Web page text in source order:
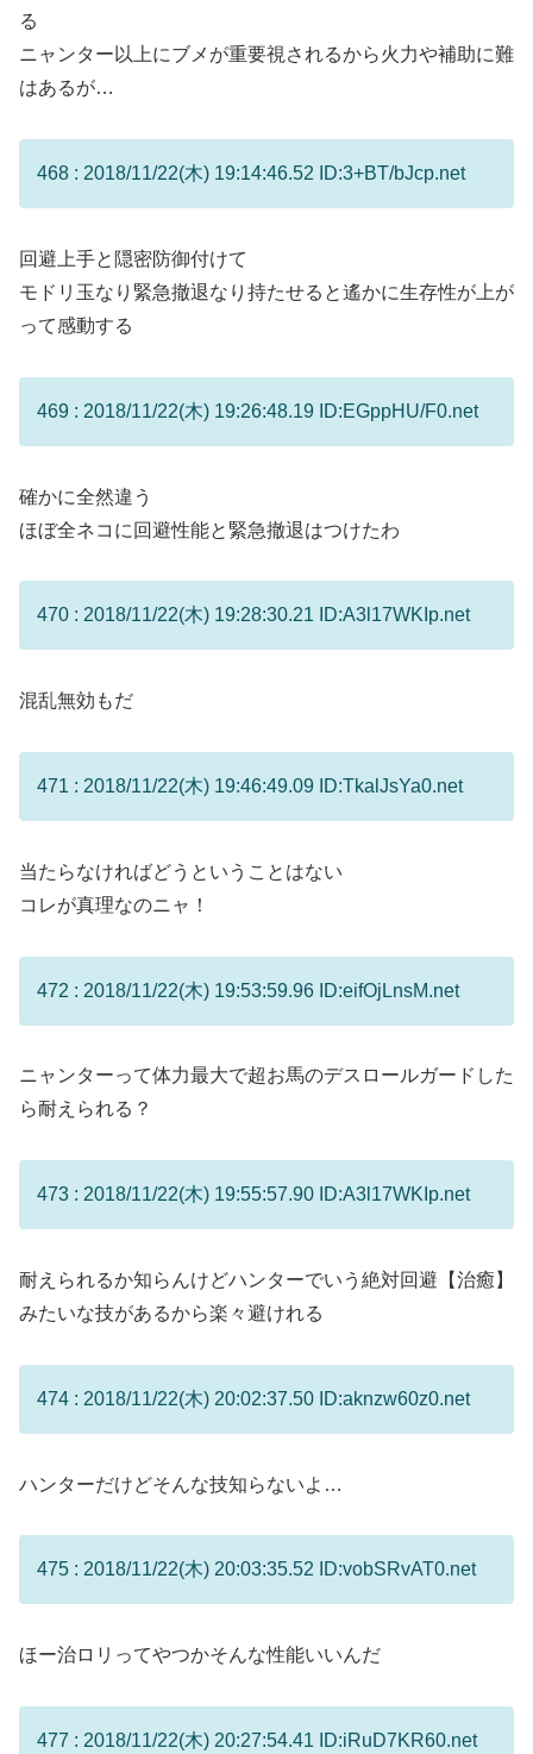
る
ニャンター以上にブメが重要視されるから火力や補助に難
はあるが…
468 : 2018/11/22(木) 19:14:46.52 ID:3+BT/bJcp.net
回避上手と隠密防御付けて
モドリ玉なり緊急撤退なり持たせると遙かに生存性が上が
って感動する
469 : 2018/11/22(木) 19:26:48.19 ID:EGppHU/F0.net
確かに全然違う
ほぼ全ネコに回避性能と緊急撤退はつけたわ
470 : 2018/11/22(木) 19:28:30.21 ID:A3l17WKIp.net
混乱無効もだ
471 : 2018/11/22(木) 19:46:49.09 ID:TkalJsYa0.net
当たらなければどうということはない
コレが真理なのニャ！
472 : 2018/11/22(木) 19:53:59.96 ID:eifOjLnsM.net
ニャンターって体力最大で超お馬のデスロールガードした
ら耐えられる？
473 : 2018/11/22(木) 19:55:57.90 ID:A3l17WKIp.net
耐えられるか知らんけどハンターでいう絶対回避【治癒】
みたいな技があるから楽々避けれる
474 : 2018/11/22(木) 20:02:37.50 ID:aknzw60z0.net
ハンターだけどそんな技知らないよ…
475 : 2018/11/22(木) 20:03:35.52 ID:vobSRvAT0.net
ほー治ロリってやつかそんな性能いいんだ
477 : 2018/11/22(木) 20:27:54.41 ID:iRuD7KR60.net